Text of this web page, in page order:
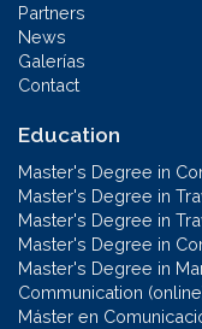
Partners
News
Galerías
Contact
Education
Master's Degree in
Master's Degree in
Master's Degree in
Master's Degree in
Master's Degree in
Communication
Máster en